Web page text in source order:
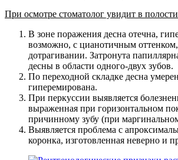
При осмотре стоматолог увидит в
В зоне поражения десна отечна,
возможно, с цианотичным
дотрагивании. Затронута
десны в области одного-двух зубов.
По переходной складке десна
гиперемирована.
При перкуссии выявляется
выраженная при горизонтальном
причинному зубу (при
Выявляется проблема с
коронка, изготовленная неверно и